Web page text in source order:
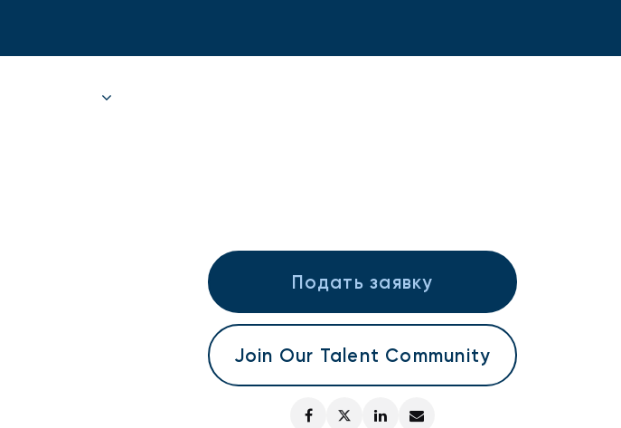
Подать заявку
Join Our Talent Community